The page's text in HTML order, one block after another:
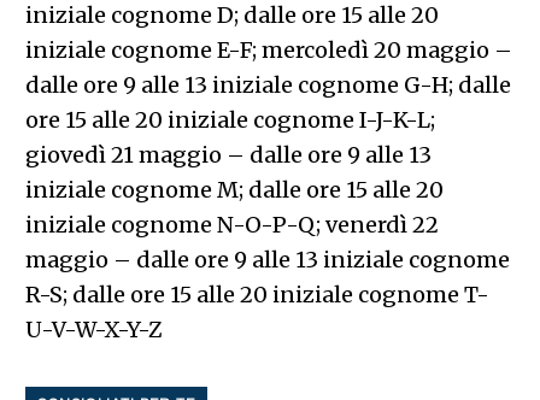
iniziale cognome D; dalle ore 15 alle 20
iniziale cognome E-F; mercoledì 20 maggio –
dalle ore 9 alle 13 iniziale cognome G-H; dalle
ore 15 alle 20 iniziale cognome I-J-K-L;
giovedì 21 maggio – dalle ore 9 alle 13
iniziale cognome M; dalle ore 15 alle 20
iniziale cognome N-O-P-Q; venerdì 22
maggio – dalle ore 9 alle 13 iniziale cognome
R-S; dalle ore 15 alle 20 iniziale cognome T-
U-V-W-X-Y-Z